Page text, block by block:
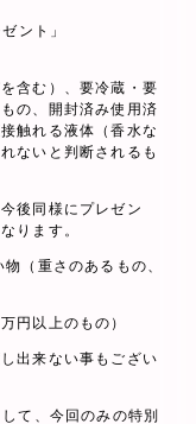
ント」
含む）、要冷蔵・要
の、開封済み使用済
触れる液体（香水な
ないと判断されるも
後同様にプレゼン
ります。
（重さのあるもの、
円以上のもの）
出来ない事もござい
て、今回のみの特別